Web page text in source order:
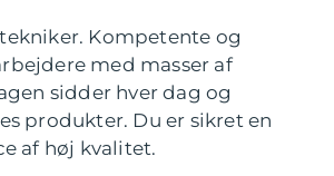
Kompetente og
med masser af
sidder hver dag og
produkter. Du er sikret en
af høj kvalitet.